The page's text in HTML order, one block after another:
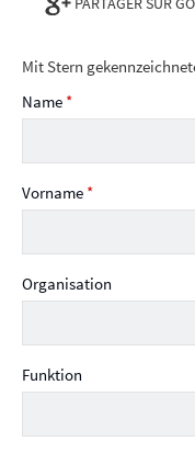
Mit Stern
Name *
Vorname *
Organisation
Funktion